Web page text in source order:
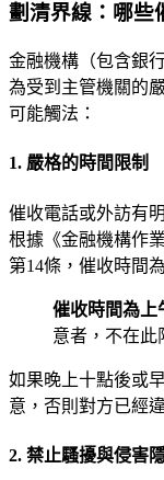
劃清界線：哪些
金融機構（包含銀
為受到主管機關的
可能觸法：
1. 嚴格的時間限制
催收電話或外訪有
根據《金融機構作
第14條，催收時間為
催收時間為上
意者，不在此
如果晚上十點後或
意，否則對方已經
2. 禁止騷擾與侵害